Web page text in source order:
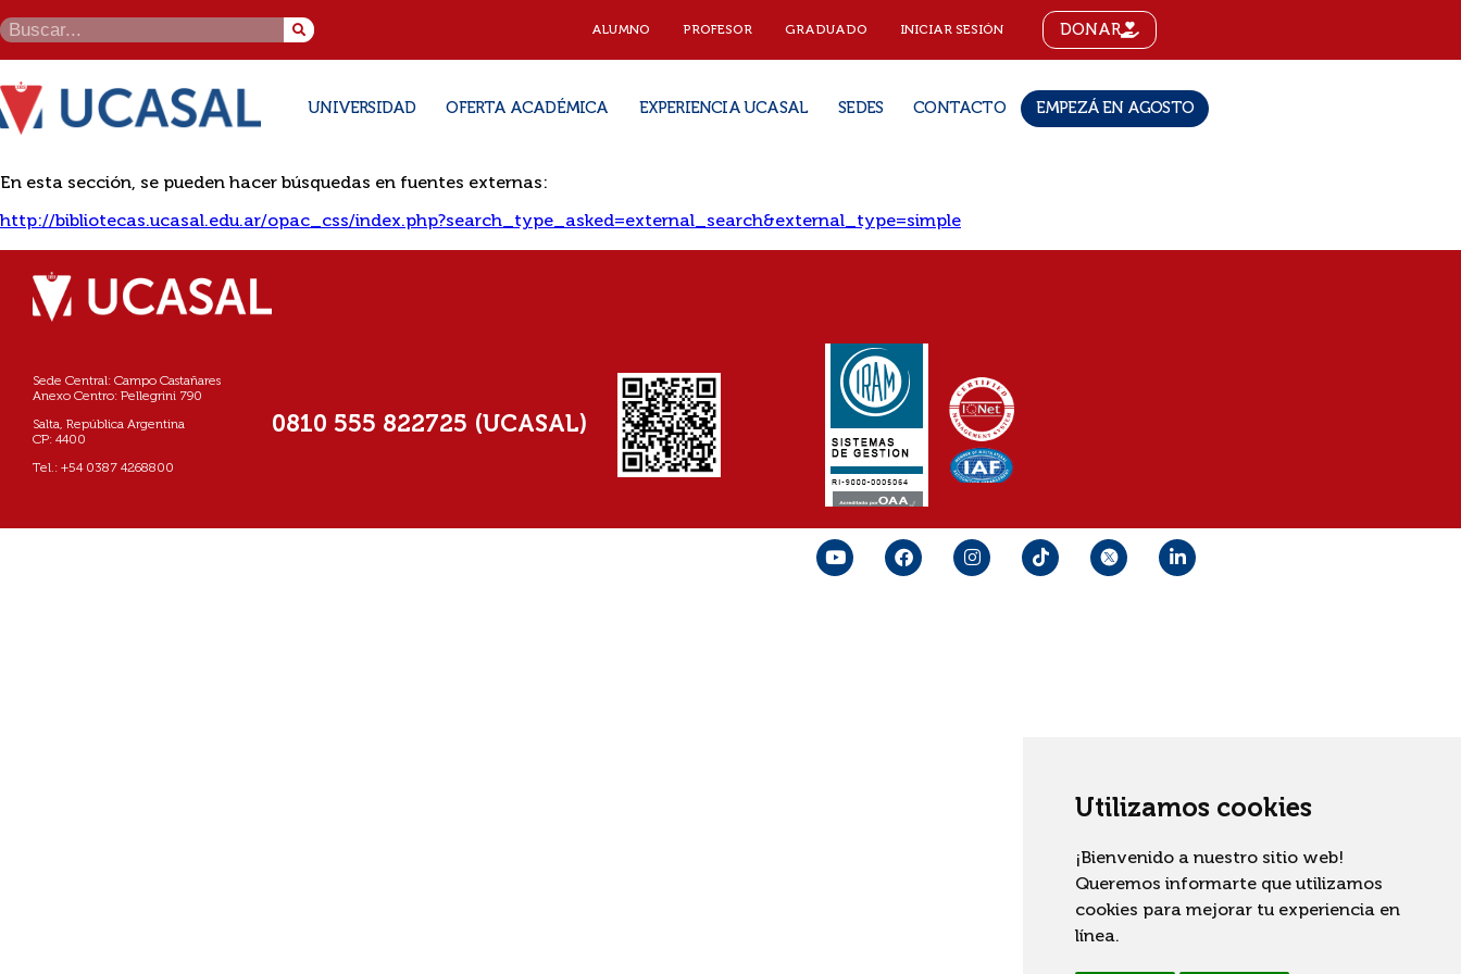
Utilizamos cookies
¡Bienvenido a nuestro sitio web!
Queremos informarte que utilizamos
cookies para mejorar tu experiencia en
línea.
ALUMNO PROFESOR GRADUADO INICIAR SESIÓN DONAR
UNIVERSIDAD OFERTA ACADÉMICA EXPERIENCIA UCASAL SEDES CONTACTO EMPEZÁ EN AGOSTO
En esta sección, se pueden hacer búsquedas en fuentes externas:
http://bibliotecas.ucasal.edu.ar/opac_css/index.php?search_type_asked=external_search&external_type=simple
Sede Central: Campo Castañares
Anexo Centro: Pellegrini 790
Salta, República Argentina
CP: 4400
Tel.: +54 0387 4268800
0810 555 822725 (UCASAL)